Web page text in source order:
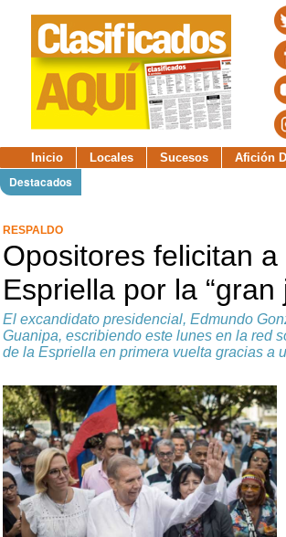
Inicio Locales Sucesos Afición
Destacados
RESPALDO
Opositores felicitan
Espriella por la
El excandidato presidencial, Edmundo
Guanipa, escribiendo este lunes en la red
de la Espriella en primera vuelta gracias a